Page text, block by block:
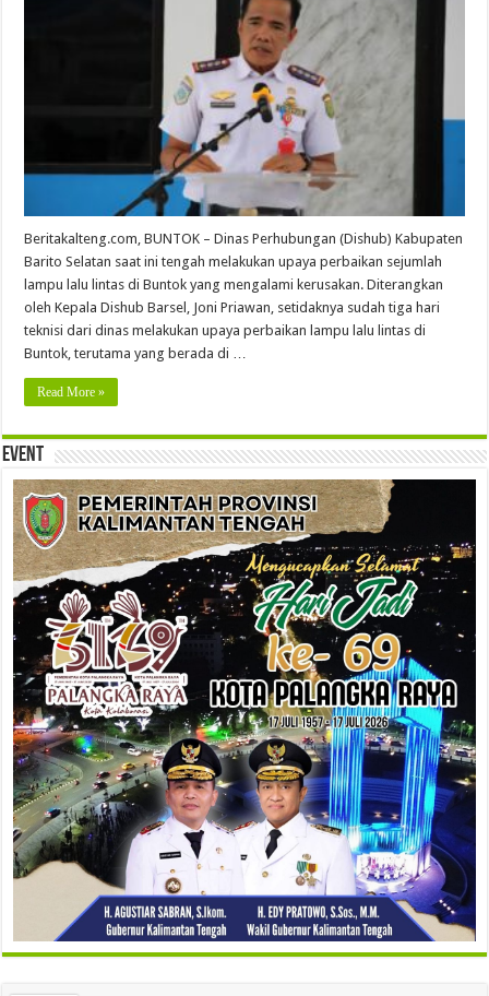
Beritakalteng.com, BUNTOK – Dinas Perhubungan (Dishub) Kabupaten
Barito Selatan saat ini tengah melakukan upaya perbaikan sejumlah
lampu lalu lintas di Buntok yang mengalami kerusakan. Diterangkan
oleh Kepala Dishub Barsel, Joni Priawan, setidaknya sudah tiga hari
teknisi dari dinas melakukan upaya perbaikan lampu lalu lintas di
Buntok, terutama yang berada di …
Read More »
Event